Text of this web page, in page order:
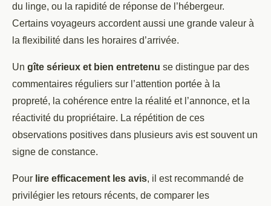
du linge, ou la rapidité de réponse de l’hébergeur.
Certains voyageurs accordent aussi une grande valeur à
la flexibilité dans les horaires d’arrivée.
Un gîte sérieux et bien entretenu se distingue par des
commentaires réguliers sur l’attention portée à la
propreté, la cohérence entre la réalité et l’annonce, et la
réactivité du propriétaire. La répétition de ces
observations positives dans plusieurs avis est souvent un
signe de constance.
Pour lire efficacement les avis, il est recommandé de
privilégier les retours récents, de comparer les